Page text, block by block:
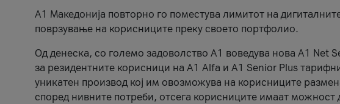
А1 Македонија повторно го поместува лимитот на
поврзување на корисниците преку своето портфолио.
Од денеска, со големо задоволство А1 воведува нова A1 Net
за резидентните корисници на А1 Alfa и A1 Senior Plus
уникатен производ кој им овозможува на корисниците
според нивните потреби, отсега корисниците имаат можност